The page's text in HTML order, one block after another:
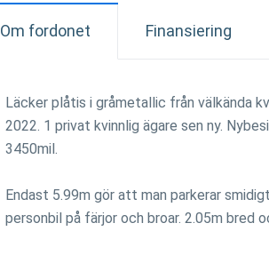
Om fordonet Finansiering
Läcker plåtis i gråmetallic från välkända
2022. 1 privat kvinnlig ägare sen ny.
3450mil.
Endast 5.99m gör att man parkerar
personbil på färjor och broar. 2.05m bred